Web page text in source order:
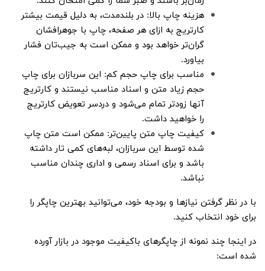
هزینه چاپ بالا: در بلندمدت، به دلیل قیمت بیشتر
کارتریج به ازای هر صفحه، چاپ با جوهرافشان
گران‌تر خواهد بود و ممکن است به جیب‌تان فشار
بیاورد.
مناسب برای چاپ حجم کم: این سربازان برای چاپ
حجم زیاد متن و اسناد مناسب نیستند و کارتریج
آنها زودتر تمام می‌شود و دردسر تعویض کارتریج
را خواهید داشت.
کیفیت چاپ متن پایین‌تر: ممکن است متن چاپ
شده توسط این سربازان، لبه‌های کمی تار داشته
باشد و برای اسناد رسمی و اداری چندان مناسب
نباشد.
با در نظر گرفتن نیازها و بودجه خود، می‌توانید بهترین چاپگر را
برای خود انتخاب کنید.
در اینجا چند نمونه از چاپگرهای باکیفیت موجود در بازار آورده
شده است: